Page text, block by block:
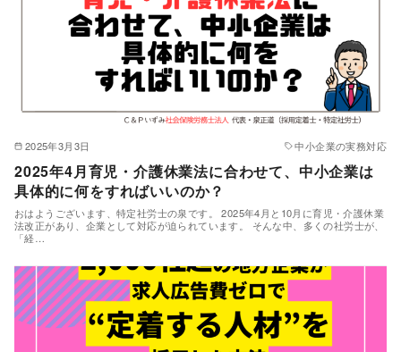
2025年3月3日 中小企業の実務対応
2025年4月育児・介護休業法に合わせて、中小企業は
具体的に何をすればいいのか？
おはようございます、特定社労士の泉です。 2025年4月と10月に育児・介護休業
法改正があり、企業として対応が迫られています。 そんな中、多くの社労士が、
「経…